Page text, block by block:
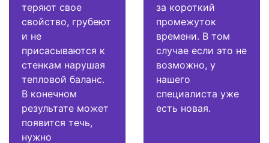
теряют свое
свойство, грубеют
и не
присасываются к
стенкам нарушая
тепловой баланс.
В конечном
результате может
появится течь,
нужно
за короткий
промежуток
времени. В том
случае если это не
возможно, у
нашего
специалиста уже
есть новая.